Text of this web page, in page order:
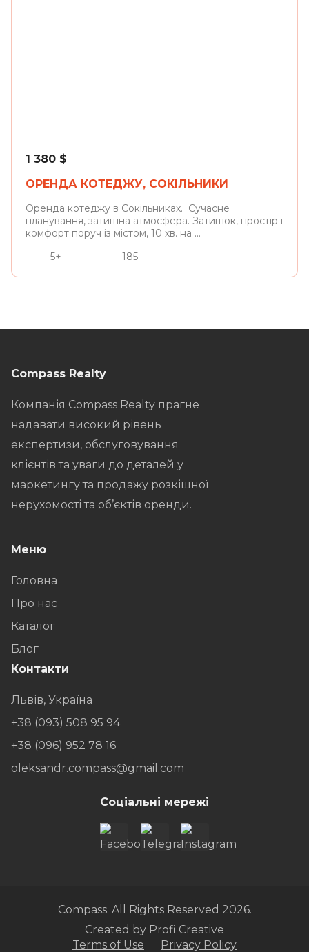
1 380 $
ОРЕНДА КОТЕДЖУ, СОКІЛЬНИКИ
Оренда котеджу в Сокільниках. Сучасне
планування, затишна атмосфера. Затишок, простір і
комфорт поруч із містом, 10 хв. на ...
5+
185
Compass Realty
Компанія Compass Realty прагне
надавати високий рівень
експертизи, обслуговування
клієнтів та уваги до деталей у
маркетингу та продажу розкішної
нерухомості та об’єктів оренди.
Меню
Головна
Про нас
Каталог
Блог
Контакти
Львів, Україна
+38 (093) 508 95 94
+38 (096) 952 78 16
oleksandr.compass@gmail.com
Соціальні мережі
Compass. All Rights Reserved 2026.
Created by Profi Creative
Terms of Use
Privacy Policy